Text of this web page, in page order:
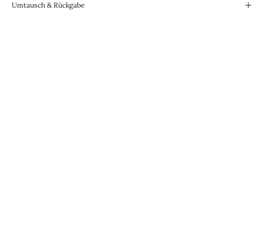
Umtausch & Rückgabe